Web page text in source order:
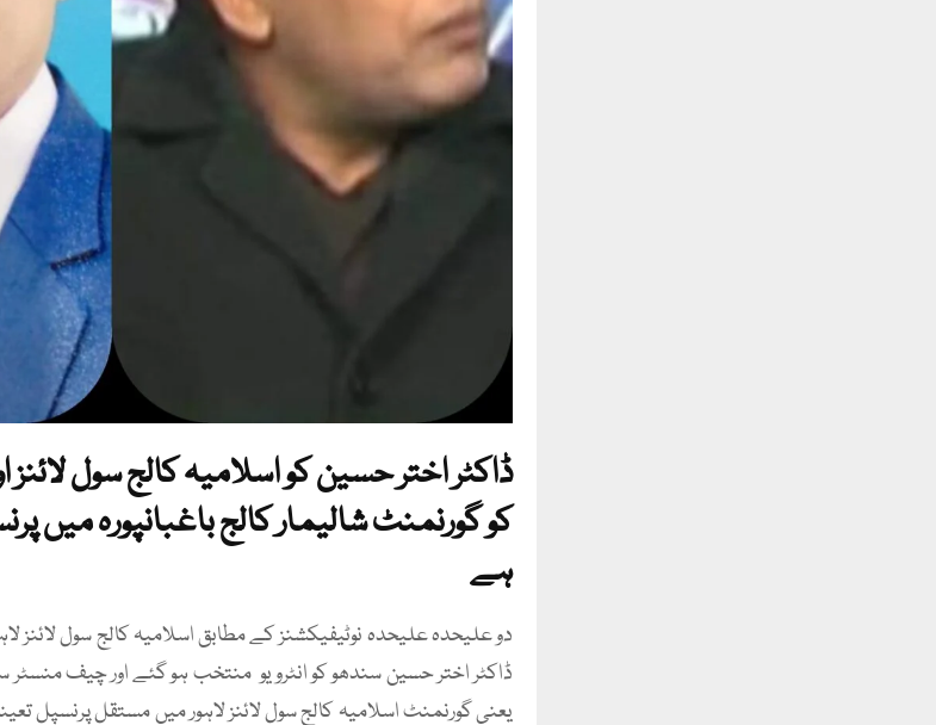
ڈاکٹر اختر حسین کو اسلامیہ کالج سول لائنز
کو گورنمنٹ شالیمار کالج باغبانپورہ میں
ہے
دو علیحدہ علیحدہ نوٹیفیکشنز کے مطابق اسلامیہ کالج سول لائنز
ڈاکٹر اختر حسین سندھو کو انٹرویو منتخب ہو گئے اور چیف
یعنی گورنمنٹ اسلامیہ کالج سول لائنز لاہور میں مستقل پرنسپل